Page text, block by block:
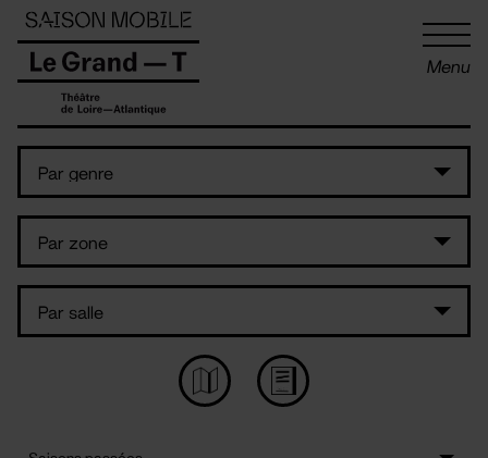
Menu
Panneau de gestion des cookies